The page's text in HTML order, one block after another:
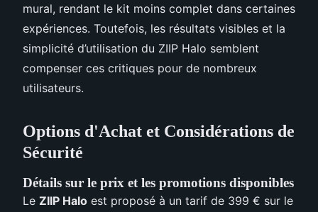
mural, rendant le kit moins complet dans certaines
expériences. Toutefois, les résultats visibles et la
simplicité d’utilisation du ZIIP Halo semblent
compenser ces critiques pour de nombreux
utilisateurs.
Options d'Achat et Considérations de
Sécurité
Détails sur le prix et les promotions disponibles
Le ZIIP Halo est proposé à un tarif de 399 € sur le